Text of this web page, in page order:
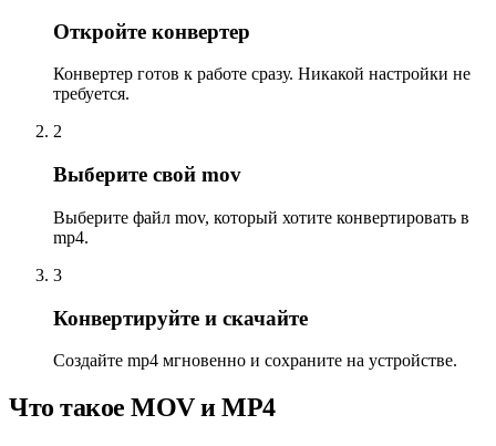
Откройте конвертер
Конвертер готов к работе сразу. Никакой настройки не
требуется.
2
Выберите свой mov
Выберите файл mov, который хотите конвертировать в
mp4.
3
Конвертируйте и скачайте
Создайте mp4 мгновенно и сохраните на устройстве.
Что такое MOV и MP4